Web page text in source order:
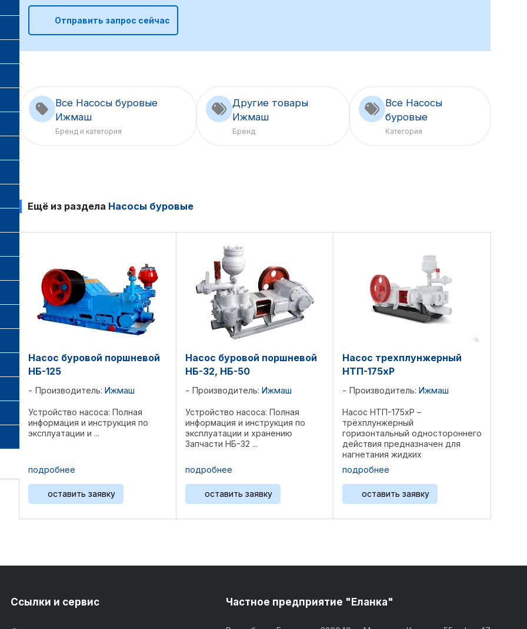
Отправить запрос сейчас
Все Насосы буровые
Ижмаш
Бренд и категория
Другие товары
Ижмаш
Бренд
Все Насосы
буровые
Категория
Ещё из раздела Насосы буровые
Насос буровой поршневой
НБ-125
Производитель: Ижмаш
Устройство насоса: Полная
информация и инструкция по
эксплуатации и ...
подробнее
оставить заявку
Насос буровой поршневой
НБ-32, НБ-50
Производитель: Ижмаш
Устройство насоса: Полная
информация и инструкция по
эксплуатации и хранению
Запчасти НБ-32 ...
подробнее
оставить заявку
Насос трехплунжерный
НТП-175хР
Производитель: Ижмаш
Насос НТП-175хР –
трёхплунжерный
горизонтальный одностороннего
действия предназначен для
нагнетания жидких
неагрессивных сред при
цементировании,
гидравлическом разрыве
пластов, гидропескоструйной
перфорации, промывке песчаных
пробок, освоении и ...
подробнее
оставить заявку
Ссылки и сервис Частное предприятие "Еланка"